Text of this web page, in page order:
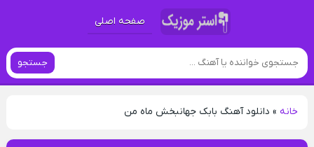
صفحه اصلی
جستجو
خانه» دانلود آهنگ بابک جهانبخش ماه من